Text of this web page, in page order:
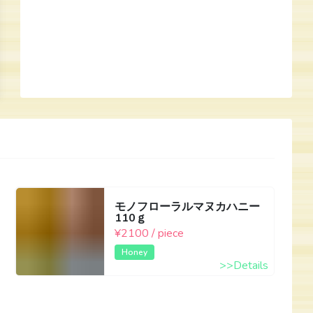
モノフローラルマヌカハニー
110ｇ
¥2100 / piece
Honey
>>Details